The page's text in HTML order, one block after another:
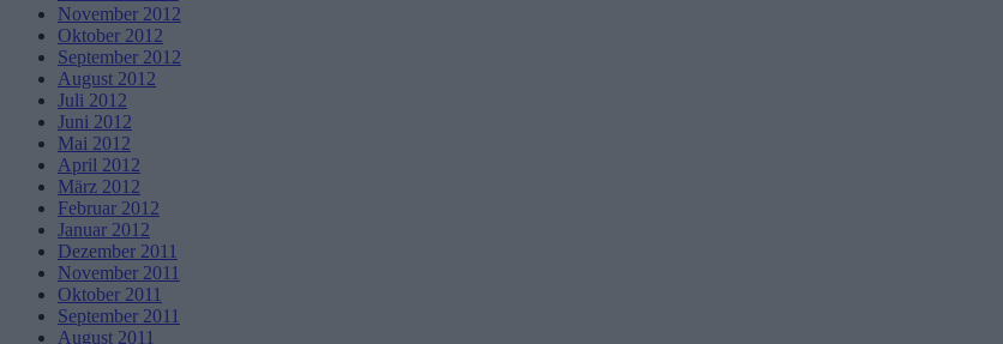
November 2012
Oktober 2012
September 2012
August 2012
Juli 2012
Juni 2012
Mai 2012
April 2012
März 2012
Februar 2012
Januar 2012
Dezember 2011
November 2011
Oktober 2011
September 2011
August 2011